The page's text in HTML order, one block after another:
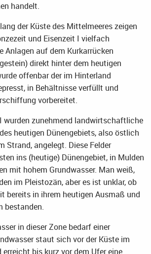
handelt.
der Küste des Mittelmeeres zeigen
und Eisenzeit I vielfach
auf dem Kurkarrücken
direkt hinter dem heutigen
offenbar der im Hinterland
in Behältnisse verfüllt und
vorbereitet.
wurden zunehmend landwirtschaftliche
heutigen Dünengebiets, also östlich
Strand, angelegt. Diese Felder
ins (heutige) Dünengebiet, in Mulden
mit hohem Grundwasser. Man weiß,
im Pleistozän, aber es ist unklar, ob
bereits in ihrem heutigen Ausmaß und
bestanden.
in dieser Zone bedarf einer
staut sich vor der Küste im
erreicht bis kurz vor dem Ufer eine